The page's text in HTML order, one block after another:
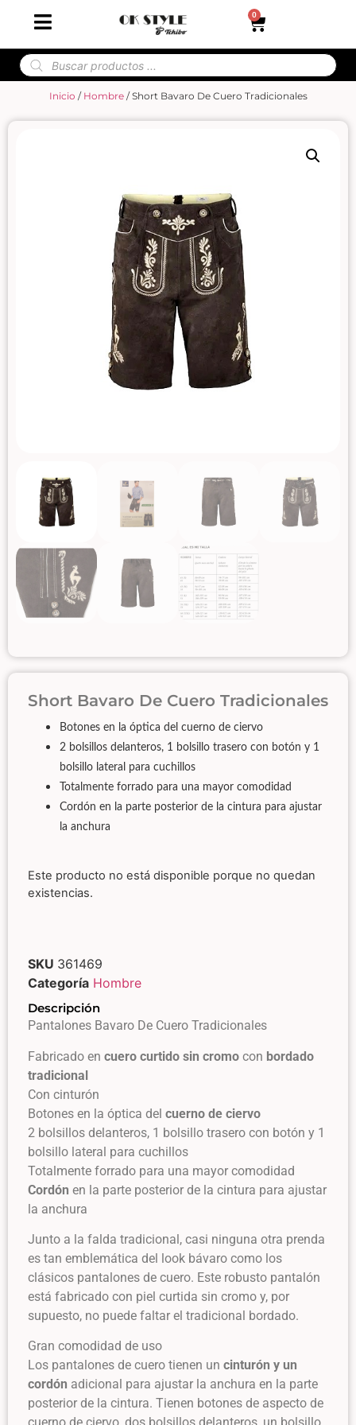
0
Inicio / Hombre/ Short Bavaro De Cuero Tradicionales
Short Bavaro De Cuero Tradicionales
Botones en la óptica del cuerno de ciervo
2 bolsillos delanteros, 1 bolsillo trasero con botón y 1
bolsillo lateral para cuchillos
Totalmente forrado para una mayor comodidad
Cordón en la parte posterior de la cintura para ajustar
la anchura
Este producto no está disponible porque no quedan
existencias.
SKU 361469
Categoría Hombre
Descripción
Pantalones Bavaro De Cuero Tradicionales
Fabricado en cuero curtido sin cromo con bordado
tradicional
Con cinturón
Botones en la óptica del cuerno de ciervo
2 bolsillos delanteros, 1 bolsillo trasero con botón y 1
bolsillo lateral para cuchillos
Totalmente forrado para una mayor comodidad
Cordón en la parte posterior de la cintura para ajustar
la anchura
Junto a la falda tradicional, casi ninguna otra prenda
es tan emblemática del look bávaro como los
clásicos pantalones de cuero. Este robusto pantalón
está fabricado con piel curtida sin cromo y, por
supuesto, no puede faltar el tradicional bordado.
Gran comodidad de uso
Los pantalones de cuero tienen un cinturón y un
cordón adicional para ajustar la anchura en la parte
posterior de la cintura. Tienen botones de aspecto de